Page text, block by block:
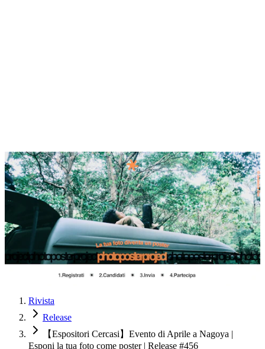
Rivista
Release
【Espositori Cercasi】Evento di Aprile a Nagoya |
Esponi la tua foto come poster | Release #456